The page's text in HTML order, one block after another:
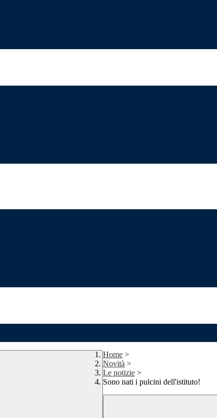
Home >
Novità >
Le notizie >
Sono nati i pulcini dell'istituto!